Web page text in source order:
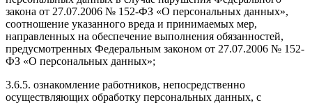
закона от 27.07.2006 № 152-ФЗ «О персональных данных»,
соотношение указанного вреда и принимаемых мер,
направленных на обеспечение выполнения обязанностей,
предусмотренных Федеральным законом от 27.07.2006 № 152-
ФЗ «О персональных данных»;
3.6.5. ознакомление работников, непосредственно
осуществляющих обработку персональных данных, с